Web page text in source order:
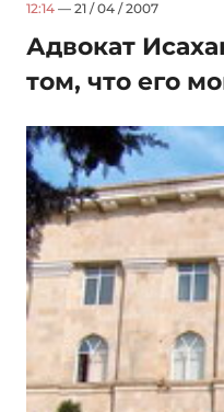
12:14 — 21 / 04 / 2007
Адвокат
том, что его